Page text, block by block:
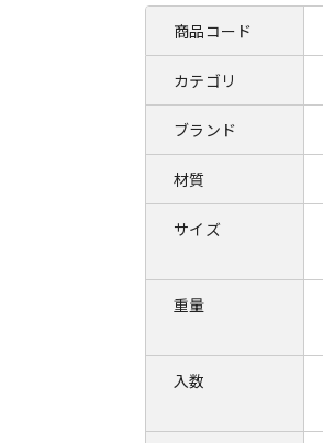
商品コード
カテゴリ
ブランド
材質
サイズ
重量
入数